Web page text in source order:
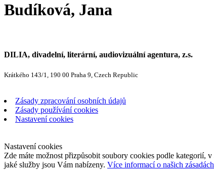
Budíková, Jana
DILIA, divadelní, literární, audiovizuální agentura, z.s.
Krátkého 143/1, 190 00 Praha 9, Czech Republic
Zásady zpracování osobních údajů
Zásady používání cookies
Nastavení cookies
Nastavení cookies
Zde máte možnost přizpůsobit soubory cookies podle kategorií,
jaké služby jsou Vám nabízeny. Více informací o našich